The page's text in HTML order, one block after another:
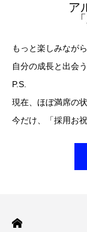
ア
もっと楽しみながら
自分の成長と出会
P.S.
現在、ほぼ満席の状
今だけ、「採用お